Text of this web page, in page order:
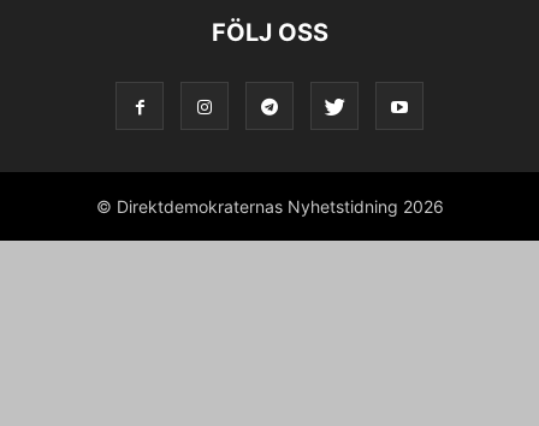
FÖLJ OSS
© Direktdemokraternas Nyhetstidning 2026